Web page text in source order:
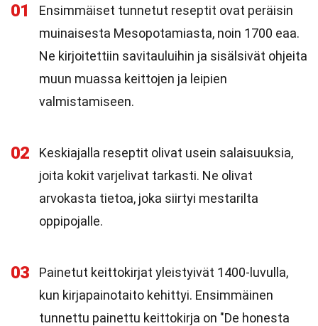
01
Ensimmäiset tunnetut reseptit ovat peräisin
muinaisesta Mesopotamiasta, noin 1700 eaa.
Ne kirjoitettiin savitauluihin ja sisälsivät ohjeita
muun muassa keittojen ja leipien
valmistamiseen.
02
Keskiajalla reseptit olivat usein salaisuuksia,
joita kokit varjelivat tarkasti. Ne olivat
arvokasta tietoa, joka siirtyi mestarilta
oppipojalle.
03
Painetut keittokirjat yleistyivät 1400-luvulla,
kun kirjapainotaito kehittyi. Ensimmäinen
tunnettu painettu keittokirja on "De honesta